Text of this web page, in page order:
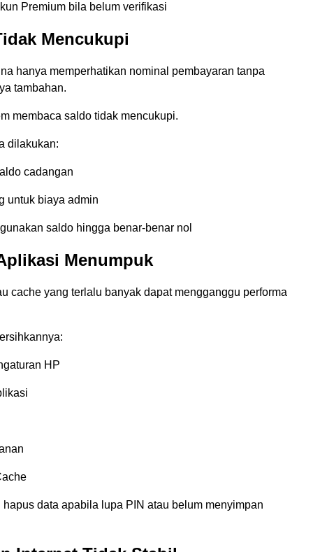
Premium bila belum verifikasi
Mencukupi
hanya memperhatikan nominal pembayaran tanpa
tambahan.
membaca saldo tidak mencukupi.
dilakukan:
cadangan
untuk biaya admin
saldo hingga benar-benar nol
Menumpuk
cache yang terlalu banyak dapat mengganggu performa
HP
data apabila lupa PIN atau belum menyimpan